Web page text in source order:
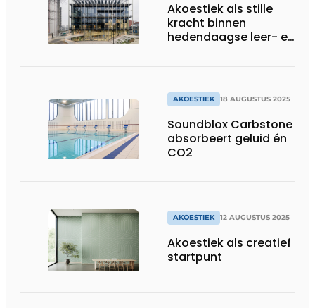
Akoestiek als stille
kracht binnen
hedendaagse leer- en
AKOESTIEK 18 AUGUSTUS 2025
Soundblox Carbstone
absorbeert geluid én
CO2
AKOESTIEK 12 AUGUSTUS 2025
Akoestiek als creatief
startpunt